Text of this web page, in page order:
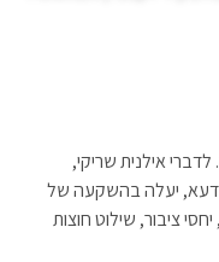
לעונה. לדברי אילנית שריקי,
יעלה בהשקעה של
יחסי ציבור, שילוט חוצות